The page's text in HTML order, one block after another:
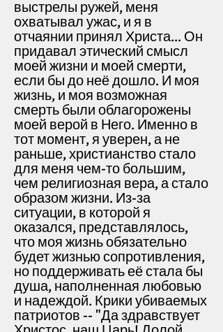
выстрелы ружей, меня
охватывал ужас, и я в
отчаянии принял Христа... Он
придавал этический смысл
моей жизни и моей смерти,
если бы до неё дошло. И моя
жизнь, и моя возможная
смерть были облагорожены
моей верой в Него. Именно в
тот момент, я уверен, а не
раньше, христианство стало
для меня чем-то большим,
чем религиозная вера, а стало
образом жизни. Из-за
ситуации, в которой я
оказался, представлялось,
что моя жизнь обязательно
будет жизнью сопротивления,
но поддерживать её стала бы
душа, наполненная любовью
и надеждой. Крики убиваемых
патриотов -- "Да здравствует